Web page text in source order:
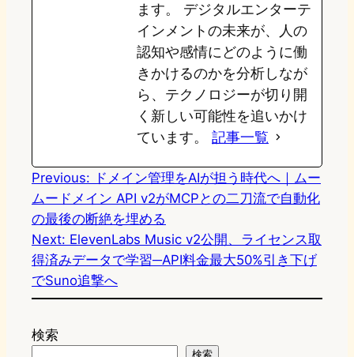
ます。 デジタルエンターテ
インメントの未来が、人の
認知や感情にどのように働
きかけるのかを分析しなが
ら、テクノロジーが切り開
く新しい可能性を追いかけ
ています。 記事一覧
Previous: ドメイン管理をAIが担う時代へ｜ムー
ムードメイン API v2がMCPとの二刀流で自動化
の最後の断絶を埋める
Next: ElevenLabs Music v2公開、ライセンス取
得済みデータで学習─API料金最大50%引き下げ
でSuno追撃へ
検索
検索